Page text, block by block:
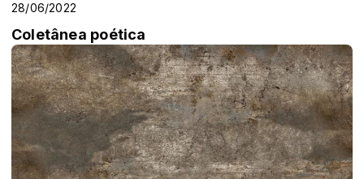
28/06/2022
Coletânea poética